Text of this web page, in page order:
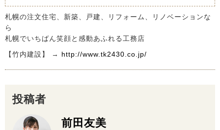
札幌の注文住宅、新築、戸建、リフォーム、リノベーションな
ら
札幌でいちばん笑顔と感動あふれる工務店
【竹内建設】 → http://www.tk2430.co.jp/
投稿者
前田友美